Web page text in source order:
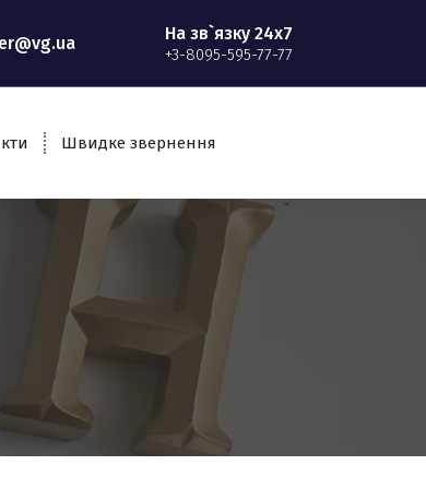
На зв`язку 24x7
+3-8095-595-77-77
Швидке звернення